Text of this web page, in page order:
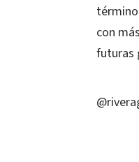
con
futuras